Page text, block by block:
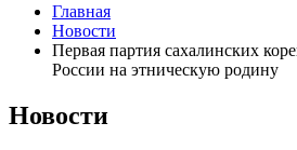
Главная
Новости
Первая партия сахалинских
России на этническую родину
Новости